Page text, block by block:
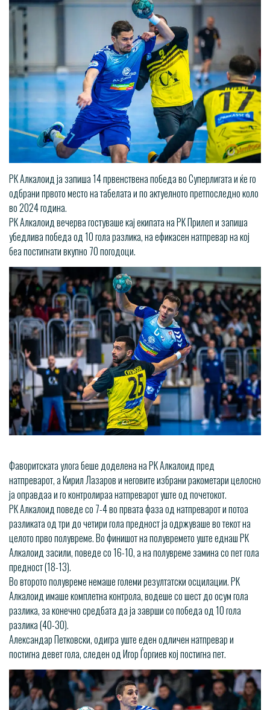
РК Алкалоид ја запиша 14 првенствена победа во Суперлигата и ќе го
одбрани првото место на табелата и по актуелното претпоследно коло
во 2024 година.
РК Алкалоид вечерва гостуваше кај екипата на РК Прилеп и запиша
убедлива победа од 10 гола разлика, на ефикасен натпревар на кој
беа постигнати вкупно 70 погодоци.
Фаворитската улога беше доделена на РК Алкалоид пред
натпреварот, а Кирил Лазаров и неговите избрани ракометари целосно
ја оправдаа и го контролираа натпреварот уште од почетокот.
РК Алкалоид поведе со 7-4 во првата фаза од натпреварот и потоа
разликата од три до четири гола предност ја одржуваше во текот на
целото прво полувреме. Во финишот на полувремето уште еднаш РК
Алкалоид засили, поведе со 16-10, а на полувреме замина со пет гола
предност (18-13).
Во второто полувреме немаше големи резултатски осцилации. РК
Алкалоид имаше комплетна контрола, водеше со шест до осум гола
разлика, за конечно средбата да ја заврши со победа од 10 гола
разлика (40-30).
Александар Петковски, одигра уште еден одличен натпревар и
постигна девет гола, следен од Игор Ѓоргиев кој постигна пет.